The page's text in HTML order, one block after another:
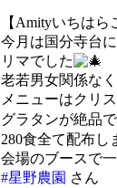
【Amityいちは
今月は国分寺台
リマでした
老若男女関係な
メニューはクリ
グラタンが絶品
280食全て配布し
会場のブースで
#星野農園 さん